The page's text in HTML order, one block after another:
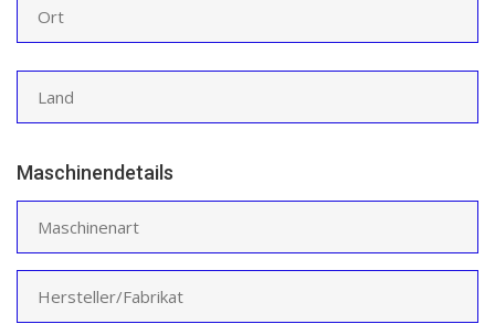
Maschinendetails